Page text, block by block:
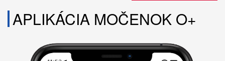
APLIKÁCIA MOČENOK O+